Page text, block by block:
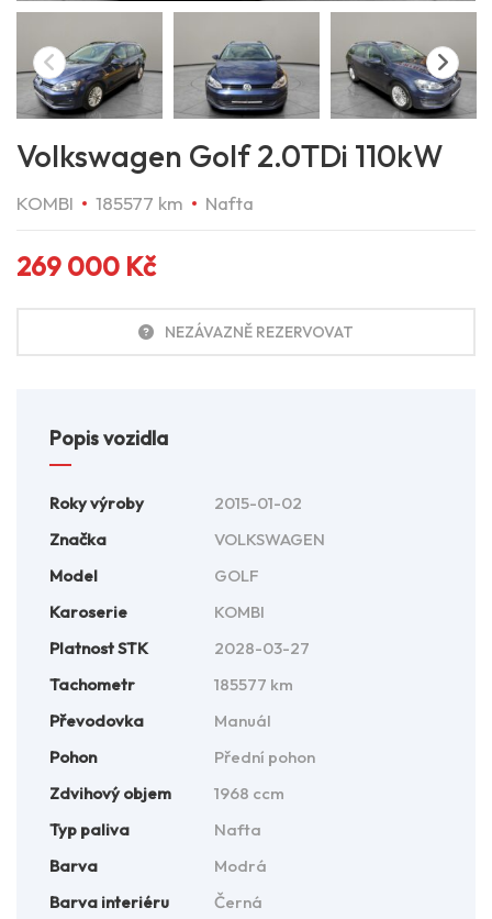
Volkswagen Golf 2.0TDi 110kW
KOMBI 185577 km Nafta
269 000 Kč
NEZÁVAZNĚ REZERVOVAT
Popis vozidla
Roky výroby
2015-01-02
Značka
VOLKSWAGEN
Model
GOLF
Karoserie
KOMBI
Platnost STK
2028-03-27
Tachometr
185577 km
Převodovka
Manuál
Pohon
Přední pohon
Zdvihový objem
1968 ccm
Typ paliva
Nafta
Barva
Modrá
Barva interiéru
Černá